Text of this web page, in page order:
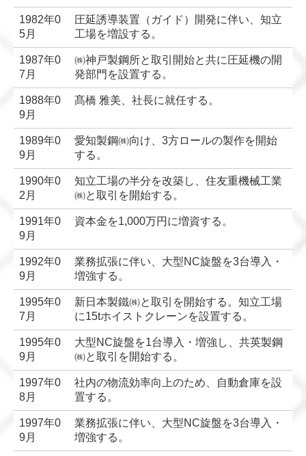
1982年0
5月
圧延誘導装置（ガイド）開発に伴い、知立
工場を増設する。
1987年0
7月
㈱神戸製鋼所と取引開始と共に圧延機の開
発部門を設置する。
1988年0
9月
髙橋 雅美、社長に就任する。
1989年0
9月
愛知製鋼㈱向け、3方ロールの製作を開始
する。
1990年0
2月
知立工場の半分を改築し、住友重機械工業
㈱と取引を開始する。
1991年0
9月
資本金を1,000万円に増資する。
1992年0
9月
業務拡張に伴い、大型NC旋盤を3台導入・
増強する。
1995年0
7月
新日本製鐵㈱と取引を開始する。知立工場
に15tホイストクレーンを設置する。
1995年0
9月
大型NC旋盤を1台導入・増強し、共英製鋼
㈱と取引を開始する。
1997年0
8月
社内の物流効率向上のため、自動倉庫を設
置する。
1997年0
9月
業務拡張に伴い、大型NC旋盤を3台導入・
増強する。